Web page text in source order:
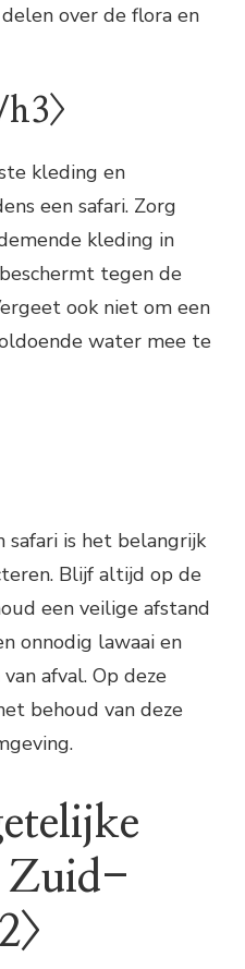
over de flora en
kleding en
een safari. Zorg
kleding in
tegen de
ook niet om een
water mee te
safari is het belangrijk
Blijf altijd op de
een veilige afstand
onnodig lawaai en
afval. Op deze
behoud van deze
Zuid-